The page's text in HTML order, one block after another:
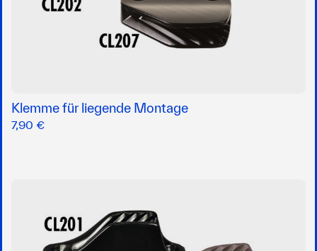
Klemme für liegende Montage
7,90 €